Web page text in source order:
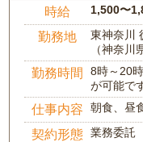
時給 1,500〜
勤務地
東神奈川
（神奈川
勤務時間
8時～20
が可能で
仕事内容 朝食、昼
契約形態 業務委託